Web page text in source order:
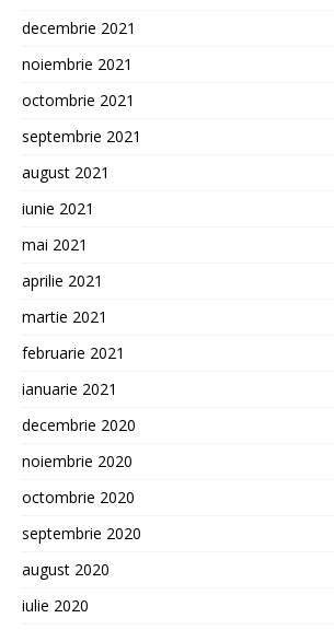
decembrie 2021
noiembrie 2021
octombrie 2021
septembrie 2021
august 2021
iunie 2021
mai 2021
aprilie 2021
martie 2021
februarie 2021
ianuarie 2021
decembrie 2020
noiembrie 2020
octombrie 2020
septembrie 2020
august 2020
iulie 2020